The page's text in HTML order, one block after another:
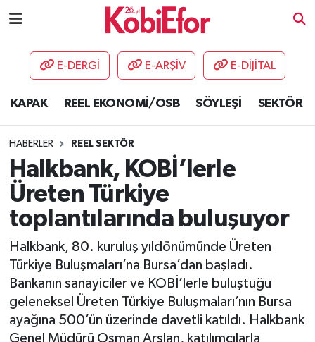
E-DERGİ E-ARŞİV E-DİJİTAL
KAPAK REEL EKONOMİ/OSB SÖYLEŞİ SEKTÖR
HABERLER REEL SEKTÖR
Halkbank, KOBİ’lerle
Üreten Türkiye
toplantılarında buluşuyor
Halkbank, 80. kuruluş yıldönümünde Üreten
Türkiye Buluşmaları’na Bursa’dan başladı.
Bankanın sanayiciler ve KOBİ’lerle buluştuğu
geleneksel Üreten Türkiye Buluşmaları’nın Bursa
ayağına 500’ün üzerinde davetli katıldı. Halkbank
Genel Müdürü Osman Arslan, katılımcılarla
AKADEMİ
DESTEK-TEŞVİK
ETKİNLİK
GÜNCEL
HABERLER
KAPAK
OSB